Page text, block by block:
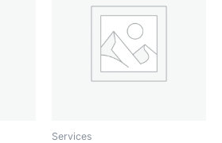
Services